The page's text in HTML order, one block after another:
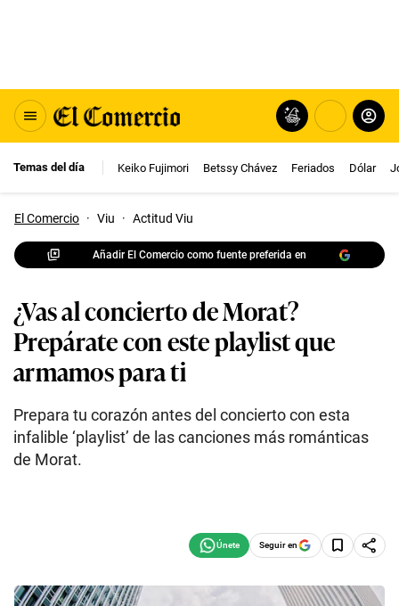
Temas del día Keiko Fujimori Betssy Chávez Feriados Dólar
El Comercio · Viu · Actitud Viu
Añadir El Comercio como fuente preferida en
¿Vas al concierto de Morat?
Prepárate con este playlist que
armamos para ti
Prepara tu corazón antes del concierto con esta
infalible ‘playlist’ de las canciones más románticas
de Morat.
Seguir en